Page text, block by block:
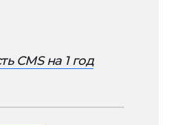
CMS на 1 год